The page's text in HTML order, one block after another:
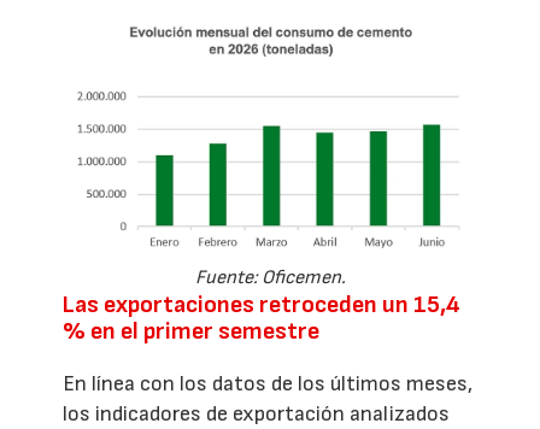
Fuente: Oficemen.
Las exportaciones retroceden un 15,4
% en el primer semestre
En línea con los datos de los últimos meses,
los indicadores de exportación analizados